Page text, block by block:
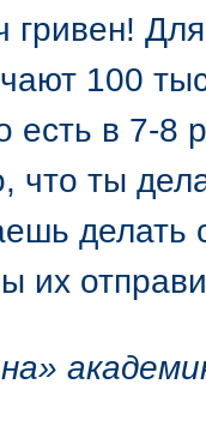
гривен!
100
есть в 7-8
что ты
делать
их